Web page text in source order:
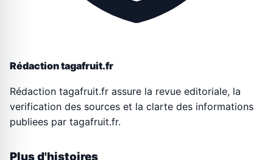
Rédaction tagafruit.fr
Rédaction tagafruit.fr assure la revue editoriale, la
verification des sources et la clarte des informations
publiees par tagafruit.fr.
Plus d'histoires